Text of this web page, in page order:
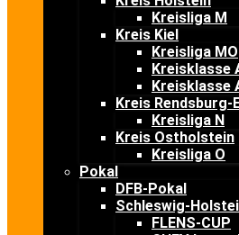
Kreisliga M
Kreis Kiel
Kreisliga MO
Kreisklasse
Kreisklasse
Kreis
Kreisliga N
Kreis Ostholstein
Kreisliga O
Pokal
DFB-Pokal
Schleswig-
FLENS-CUP